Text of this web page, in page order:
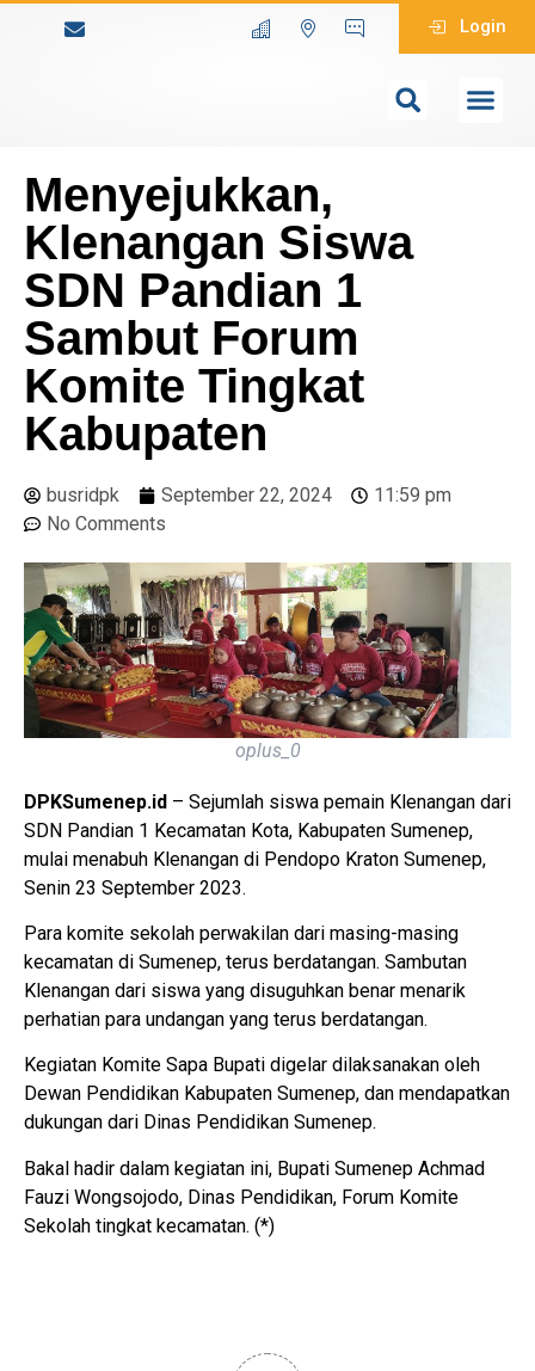
Login
Menyejukkan,
Klenangan Siswa
SDN Pandian 1
Sambut Forum
Komite Tingkat
Kabupaten
busridpk September 22, 2024
11:59 pm
No Comments
oplus_0
DPKSumenep.id – Sejumlah siswa pemain Klenangan dari
SDN Pandian 1 Kecamatan Kota, Kabupaten Sumenep,
mulai menabuh Klenangan di Pendopo Kraton Sumenep,
Senin 23 September 2023.
Para komite sekolah perwakilan dari masing-masing
kecamatan di Sumenep, terus berdatangan. Sambutan
Klenangan dari siswa yang disuguhkan benar menarik
perhatian para undangan yang terus berdatangan.
Kegiatan Komite Sapa Bupati digelar dilaksanakan oleh
Dewan Pendidikan Kabupaten Sumenep, dan mendapatkan
dukungan dari Dinas Pendidikan Sumenep.
Bakal hadir dalam kegiatan ini, Bupati Sumenep Achmad
Fauzi Wongsojodo, Dinas Pendidikan, Forum Komite
Sekolah tingkat kecamatan. (*)